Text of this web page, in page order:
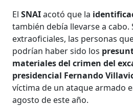
ElSNAIacotó que la
también debía llevarse a
extraoficiales, las personas
podrían haber sido los
materiales del crimen del
presidencial Fernando
víctima de un ataque armado
agosto de este año.